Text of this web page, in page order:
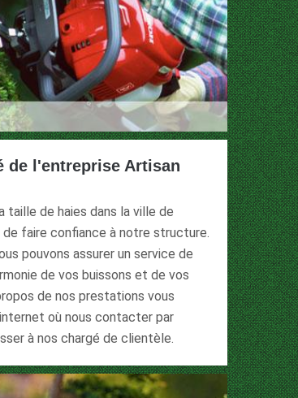
de l'entreprise Artisan
taille de haies dans la ville de
faire confiance à notre structure.
pouvons assurer un service de
de vos buissons et de vos
de nos prestations vous
où nous contacter par
à nos chargé de clientèle.